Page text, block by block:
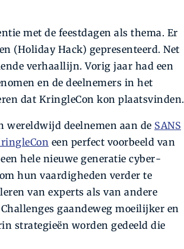
met de feest­dagen als thema. Er
(Holiday Hack) gepresenteerd. Net
verhaallijn. Vorig jaar had een
en de deelnemers in het
dat KringleCon kon plaatsvinden.
wereldwijd deel­nemen aan de SANS
een perfect voorbeeld van
hele nieuwe generatie cyber­
hun vaardigheden verder te
van experts als van andere
gaandeweg moeilijker en
strategieën worden gedeeld die